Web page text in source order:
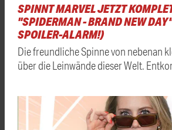
SPINNT MARVEL JETZT
"SPIDERMAN - BRAND NEW
SPOILER-ALARM!)
Die freundliche Spinne von nebenan
über die Leinwände dieser Welt.